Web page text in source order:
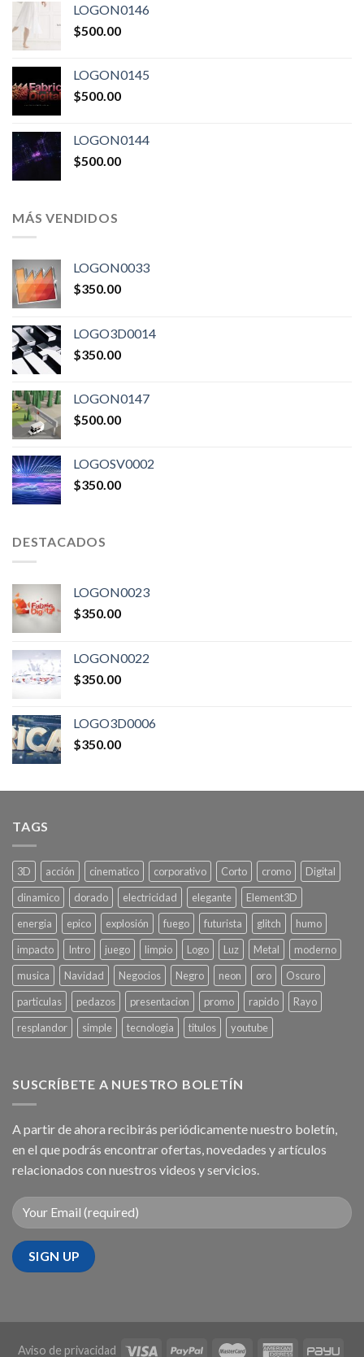
LOGON0146
$500.00
LOGON0145
$500.00
LOGON0144
$500.00
MÁS VENDIDOS
LOGON0033
$350.00
LOGO3D0014
$350.00
LOGON0147
$500.00
LOGOSV0002
$350.00
DESTACADOS
LOGON0023
$350.00
LOGON0022
$350.00
LOGO3D0006
$350.00
TAGS
3D acción cinematico corporativo Corto cromo
Digital
dinamico
dorado electricidad elegante
Element3D
energia
epico explosión fuego futurista glitch
humo
impacto
Intro juego limpio Logo Luz Metal
moderno
musica
Navidad Negocios Negro neon oro
Oscuro
particulas
pedazos presentacion promo rapido
Rayo
resplandor
simple tecnologia titulos youtube
SUSCRÍBETE A NUESTRO BOLETÍN
A partir de ahora recibirás periódicamente nuestro boletín,
en el que podrás encontrar ofertas, novedades y artículos
relacionados con nuestros videos y servicios.
Aviso de privacidad